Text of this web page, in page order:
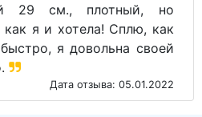
29 см., плотный, но
как я и хотела! Сплю, как
я довольна своей
Дата отзыва: 05.01.2022